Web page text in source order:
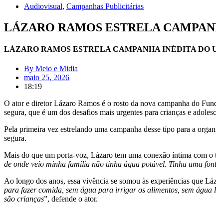
Audiovisual, Campanhas Publicitárias
LÁZARO RAMOS ESTRELA
LÁZARO RAMOS ESTRELA CAMPANHA INÉDITA DO
By Meio e Midia
maio 25, 2026
18:19
O ator e diretor Lázaro Ramos é o rosto da nova campanha do
segura, que é um dos desafios mais urgentes para crianças e
Pela primeira vez estrelando uma campanha desse tipo para a
segura.
Mais do que um porta-voz, Lázaro tem uma conexão íntima com
de onde veio minha família não tinha água potável. Tinha uma
Ao longo dos anos, essa vivência se somou às experiências que
para fazer comida, sem água para irrigar os alimentos, sem
são crianças”, defende o ator.